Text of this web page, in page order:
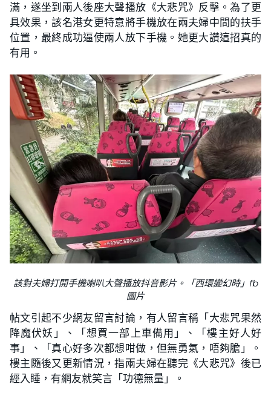
滿，遂坐到兩人後座大聲播放《大悲咒》反擊。為了更
具效果，該名港女更特意將手機放在兩夫婦中間的扶手
位置，最終成功逼使兩人放下手機。她更大讚這招真的
有用。
該對夫婦打開手機喇叭大聲播放抖音影片。「西環變幻時」fb
圖片
帖文引起不少網友留言討論，有人留言稱「大悲咒果然
降魔伏妖」、「想買一部上車備用」、「樓主好人好
事」、「真心好多次都想咁做，但無勇氣，唔夠膽」。
樓主隨後又更新情況，指兩夫婦在聽完《大悲咒》後已
經入睡，有網友就笑言「功德無量」。